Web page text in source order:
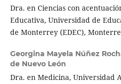
Dra. en Ciencias con
Educativa, Universidad de
de Monterrey (EDEC),
Georgina Mayela Núñez
de Nuevo León
Dra. en Medicina, Universidad